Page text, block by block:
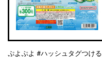
ぷよぷよ #ハッシュタグつける